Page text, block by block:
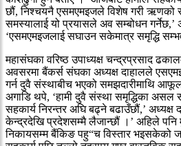
छौं, निश्चयनै एसमएमइजले विशेष गरी ऋणको
समस्यालाई यो प्रयासले अव सम्बोधन गर्नेछ,’
‘एसमएमइजलाई सघाउन सकेमात्र समृद्धि
महासंघका वरिष्ठ उपाध्यक्ष चन्द्रप्रसाद
अवसरमा बैंकर्स संघका अध्यक्ष दाहालले
गर्न दुवै संस्थाबीच भएको समझदारीमाथि
अगाडि थपे, ‘हामी दुवै संस्था समृद्धिका असल
सहकार्य निरन्तर अघि बढ्ने बढाउँछौं,’ अध्यक्ष
केन्द्रदेखि प्रदेशसम्मै लैजान्छौं ।’ अहिले
निकायसम्म बैंकिङ पहु“च विस्तार भइसकेको